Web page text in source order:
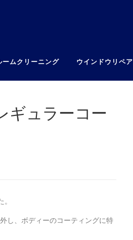
ームクリーニング ウインドウリペア
ュラーコー
し、ボディーのコーティングに特